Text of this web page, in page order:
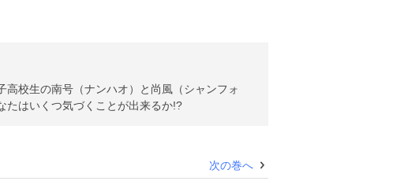
校生の南号（ナンハオ）と尚風（シャンフォ
たはいくつ気づくことが出来るか!?
次の巻へ